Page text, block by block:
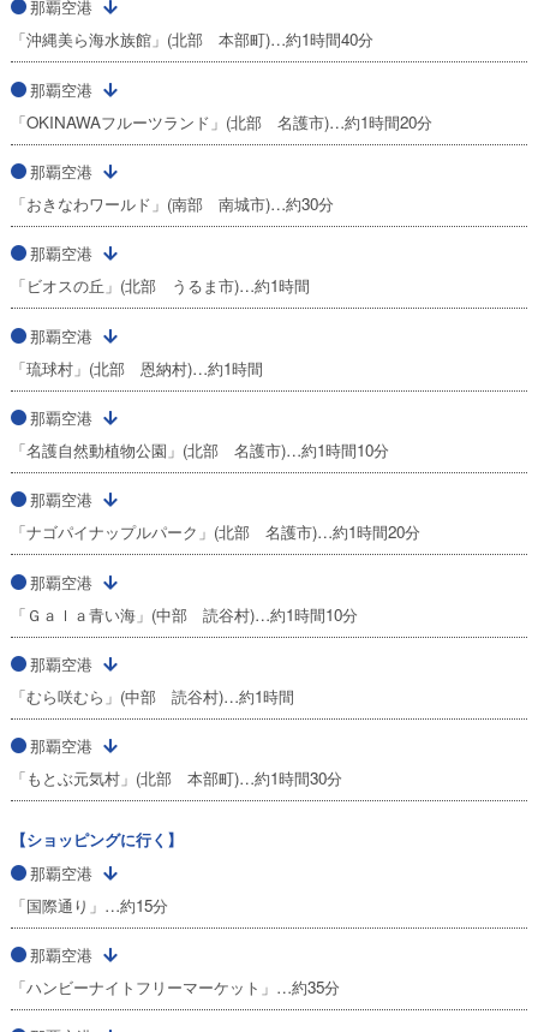
那覇空港
「沖縄美ら海水族館」(北部 本部町)…約1時間40分
那覇空港
「OKINAWAフルーツランド」(北部 名護市)…約1時間20分
那覇空港
「おきなわワールド」(南部 南城市)…約30分
那覇空港
「ビオスの丘」(北部 うるま市)…約1時間
那覇空港
「琉球村」(北部 恩納村)…約1時間
那覇空港
「名護自然動植物公園」(北部 名護市)…約1時間10分
那覇空港
「ナゴパイナップルパーク」(北部 名護市)…約1時間20分
那覇空港
「Ｇａｌａ青い海」(中部 読谷村)…約1時間10分
那覇空港
「むら咲むら」(中部 読谷村)…約1時間
那覇空港
「もとぶ元気村」(北部 本部町)…約1時間30分
【ショッピングに行く】
那覇空港
「国際通り」…約15分
那覇空港
「ハンビーナイトフリーマーケット」…約35分